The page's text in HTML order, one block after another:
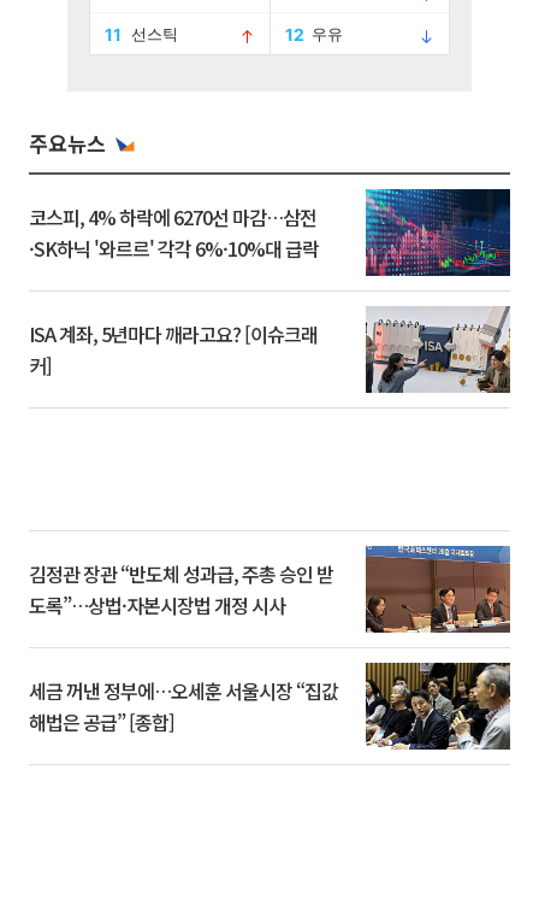
주요뉴스
코스피, 4% 하락에 6270선 마감…삼전
·SK하닉 '와르르' 각각 6%·10%대 급락
ISA 계좌, 5년마다 깨라고요? [이슈크래
커]
김정관 장관 “반도체 성과급, 주총 승인 받
도록”…상법·자본시장법 개정 시사
세금 꺼낸 정부에…오세훈 서울시장 “집값
해법은 공급” [종합]